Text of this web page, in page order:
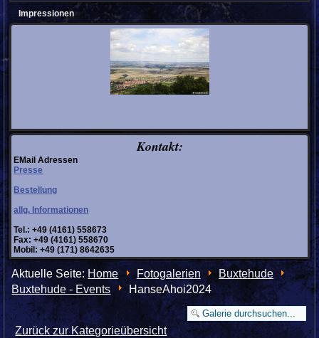
Impressionen
Kontakt:
EMail Adressen
Presse
Bestellung
allg. Informationen
Tel.: +49 (4161) 558673
Fax: +49 (4161) 558670
Mobil: +49 (171) 8642635
Aktuelle Seite:Home Fotogalerien
Buxtehude
Buxtehude - Events
HanseAhoi2024
Zurück zur Kategorieübersicht